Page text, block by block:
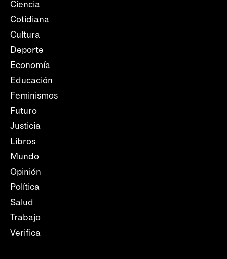
Ciencia
Cotidiana
Cultura
Deporte
Economía
Educación
Feminismos
Futuro
Justicia
Libros
Mundo
Opinión
Política
Salud
Trabajo
Verifica